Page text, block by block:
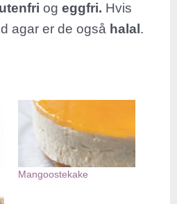
lutenfri ogeggfri. Hvis
agar er de også halal .
Mangoostekake